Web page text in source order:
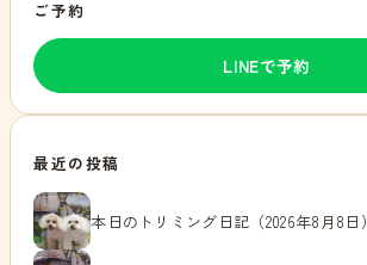
ご予約
LINEで予約
最近の投稿
本日のトリミング日記（2026年8月8日）